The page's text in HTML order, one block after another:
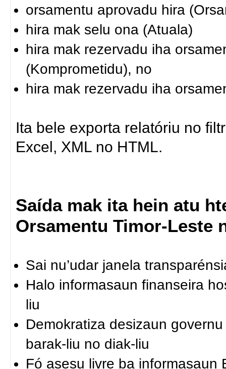
orsamentu aprovadu hira
hira mak selu ona (Atuala)
hira mak rezervadu iha
(Komprometidu), no
hira mak rezervadu iha
Ita bele exporta relatóriu no
Excel, XML no HTML.
Saída mak ita hein atu
Orsamentu Timor-Leste
Sai nu’udar janela
Halo informasaun finanseira
liu
Demokratiza desizaun
barak-liu no diak-liu
Fó asesu livre ba informasaun